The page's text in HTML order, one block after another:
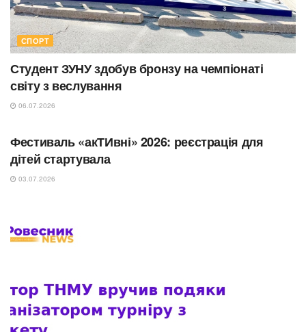
СПОРТ
Студент ЗУНУ здобув бронзу на чемпіонаті
світу з веслування
06.07.2026
Фестиваль «акТИвні» 2026: реєстрація для
дітей стартувала
03.07.2026